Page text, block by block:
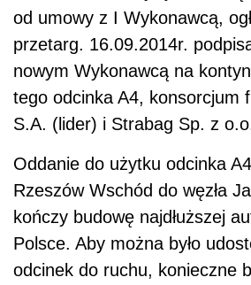
od umowy z I Wykonawcą,
przetarg. 16.09.2014r.
nowym Wykonawcą na
tego odcinka A4, konsorcjum
S.A. (lider) i Strabag Sp. z
Oddanie do użytku odcinka
Rzeszów Wschód do węzła
kończy budowę najdłuższej
Polsce. Aby można było
odcinek do ruchu, konieczne